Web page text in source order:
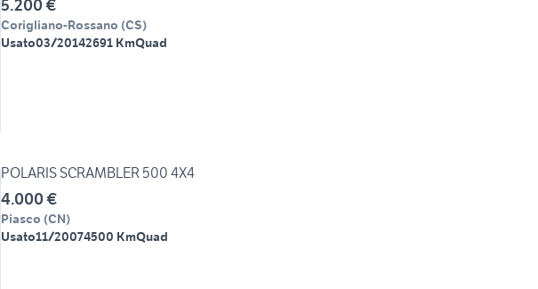
5.200 €
Corigliano-Rossano (CS)
Usato03/20142691 KmQuad
POLARIS SCRAMBLER 500 4X4
4.000 €
Piasco (CN)
Usato11/20074500 KmQuad